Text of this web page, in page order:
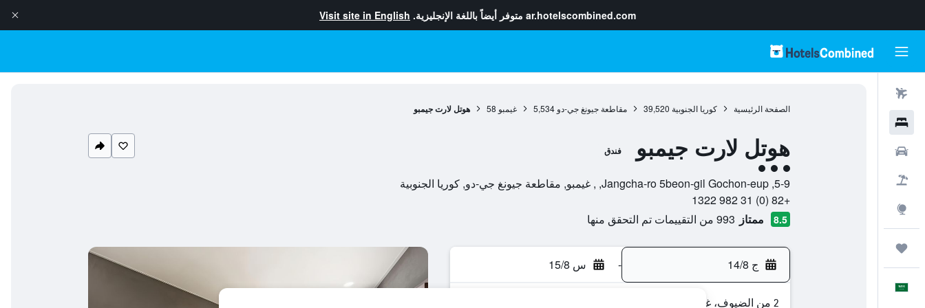
ar.hotelscombined.com متوفر أيضاً باللغة الإنجليزية. Visit site in English
الصفحة الرئيسية كوريا الجنوبية 39,520 مقاطعة جيونغ جي-دو 5,534 غيمبو 58 هوتل لارت جيمبو
هوتل لارت جيمبو فندق
تقييم فئة 3
5-9, Jangcha-ro 5beon-gil Gochon-eup, , غيمبو, مقاطعة جيونغ جي-دو, كوريا الجنوبية
+82 (0) 31 982 1322
8.5 ممتاز 993 من التقييمات تم التحقق منها
ج 14/8 - س 15/8
2 من الضيوف، غرفة واحدة